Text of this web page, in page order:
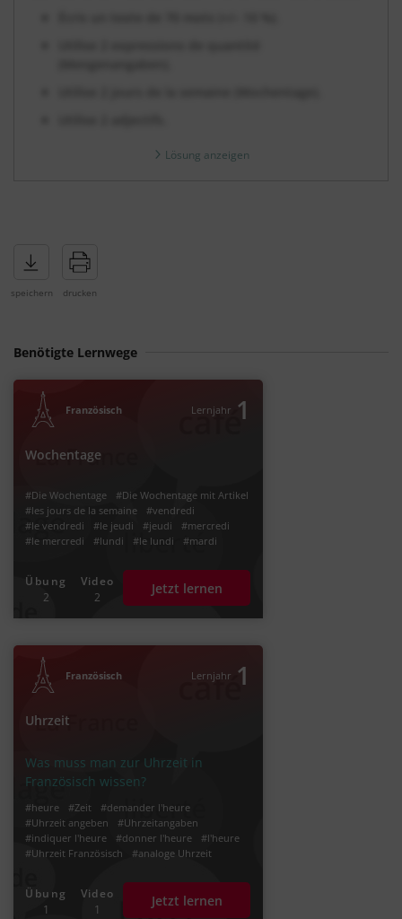
Lösung anzeigen
Benötigte Lernwege
Französisch Lernjahr 1
Wochentage
#Die Wochentage
#Die Wochentage mit Artikel
#les jours de la semaine
#vendredi
#le vendredi
#le jeudi #jeudi
#mercredi
#le mercredi
#lundi #le lundi
#mardi
#le samedi
#week-end
#le week-end
#weekend
Übung
2
Video
2
Jetzt lernen
Französisch Lernjahr 1
Uhrzeit
Was muss man zur Uhrzeit in
Französisch wissen?
#heure #Zeit
#demander l'heure
#Uhrzeit angeben
#Uhrzeitangaben
#indiquer l'heure
#donner l'heure
#l'heure
#Uhrzeit Französisch
#analoge Uhrzeit
Übung
1
Video
1
Jetzt lernen